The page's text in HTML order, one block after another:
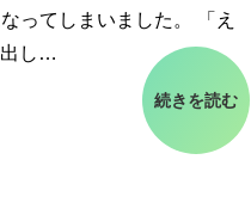
ってしまいました。 「え
出し…
続きを読む